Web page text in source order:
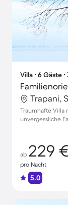
Villa ∙ 6 Gäste
Trapani,
Traumhafte Villa
unvergessliche
ab 229
pro Nacht
5.0